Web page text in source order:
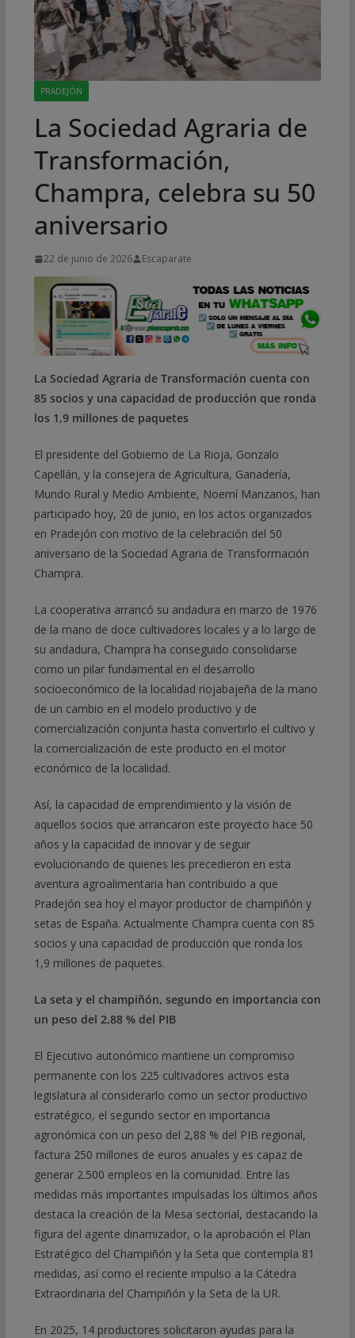
PRADEJÓN
La Sociedad Agraria de
Transformación,
Champra, celebra su 50
aniversario
22 de junio de 2026 Escaparate
La Sociedad Agraria de Transformación cuenta con
85 socios y una capacidad de producción que ronda
los 1,9 millones de paquetes
El presidente del Gobierno de La Rioja, Gonzalo
Capellán, y la consejera de Agricultura, Ganadería,
Mundo Rural y Medio Ambiente, Noemí Manzanos, han
participado hoy, 20 de junio, en los actos organizados
en Pradejón con motivo de la celebración del 50
aniversario de la Sociedad Agraria de Transformación
Champra.
La cooperativa arrancó su andadura en marzo de 1976
de la mano de doce cultivadores locales y a lo largo de
su andadura, Champra ha conseguido consolidarse
como un pilar fundamental en el desarrollo
socioeconómico de la localidad riojabajeña de la mano
de un cambio en el modelo productivo y de
comercialización conjunta hasta convertirlo el cultivo y
la comercialización de este producto en el motor
económico de la localidad.
Así, la capacidad de emprendimiento y la visión de
aquellos socios que arrancaron este proyecto hace 50
años y la capacidad de innovar y de seguir
evolucionando de quienes les precedieron en esta
aventura agroalimentaria han contribuido a que
Pradejón sea hoy el mayor productor de champiñón y
setas de España. Actualmente Champra cuenta con 85
socios y una capacidad de producción que ronda los
1,9 millones de paquetes.
La seta y el champiñón, segundo en importancia con
un peso del 2,88 % del PIB
El Ejecutivo autonómico mantiene un compromiso
permanente con los 225 cultivadores activos esta
legislatura al considerarlo como un sector productivo
estratégico, el segundo sector en importancia
agronómica con un peso del 2,88 % del PIB regional,
factura 250 millones de euros anuales y es capaz de
generar 2.500 empleos en la comunidad. Entre las
medidas más importantes impulsadas los últimos años
destaca la creación de la Mesa sectorial, destacando la
figura del agente dinamizador, o la aprobación el Plan
Estratégico del Champiñón y la Seta que contempla 81
medidas, así como el reciente impulso a la Cátedra
Extraordinaria del Champiñón y la Seta de la UR.
En 2025, 14 productores solicitaron ayudas para la